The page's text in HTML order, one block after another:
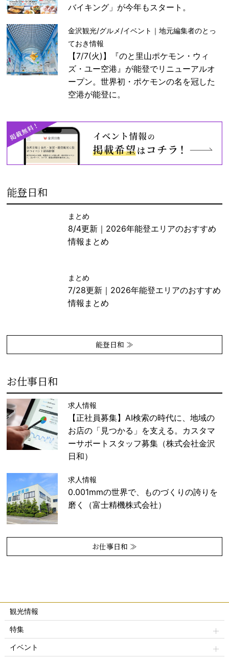
バイキング」が今年もスタート。
金沢観光/グルメ/イベント｜地元編集者のとっ
ておき情報
【7/7(火)】『のと里山ポケモン・ウィ
ズ・ユー空港』が能登でリニューアルオ
ープン。世界初・ポケモンの名を冠した
空港が能登に。
能登日和
まとめ
8/4更新｜2026年能登エリアのおすすめ
情報まとめ
まとめ
7/28更新｜2026年能登エリアのおすすめ
情報まとめ
能登日和 ≫
お仕事日和
求人情報
【正社員募集】AI検索の時代に、地域の
お店の「見つかる」を支える。カスタマ
ーサポートスタッフ募集（株式会社金沢
日和）
求人情報
0.001mmの世界で、ものづくりの誇りを
磨く（富士精機株式会社）
お仕事日和 ≫
観光情報
特集
イベント